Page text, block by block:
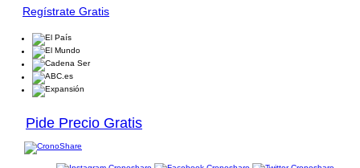
Regístrate Gratis
Pide Precio Gratis